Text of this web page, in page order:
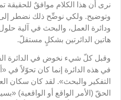
نرى أن هذا الكلام موافقٌ للحقيقة
وتوضيح. ولكي نوضِّح ذلك نضطر إلى
ودائرة العمل، والبحث في آلية
هاتين الدائرتين بشكلٍ مستقلّ.
وقبل كلّ شيء نخوض في الدائرة
في هذه الدائرة إنما كان تحوّلاً في
التفكير والبحث». لقد كان سكان
الحقّ (الأمر الواقع أو الواقعية)